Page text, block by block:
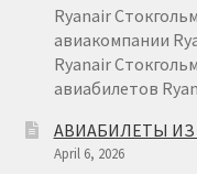
Ryanair
авиакомпании
Ryanair
авиабилетов
АВИАБИЛЕТЫ
April 6, 2026